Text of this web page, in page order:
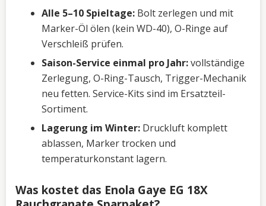
Alle 5–10 Spieltage: Bolt zerlegen und mit
Marker-Öl ölen (kein WD-40), O-Ringe auf
Verschleiß prüfen.
Saison-Service einmal pro Jahr:vollständige
Zerlegung, O-Ring-Tausch, Trigger-Mechanik
neu fetten. Service-Kits sind im Ersatzteil-
Sortiment.
Lagerung im Winter: Druckluft komplett
ablassen, Marker trocken und
temperaturkonstant lagern.
Was kostet das Enola Gaye EG 18X